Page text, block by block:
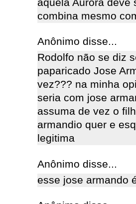
aquela Aurora deve
combina mesmo
Anônimo disse...
Rodolfo não se diz
paparicado Jose
vez??? na minha
seria com jose
assuma de vez o
armandio quer e
legitima
Anônimo disse...
esse jose armando